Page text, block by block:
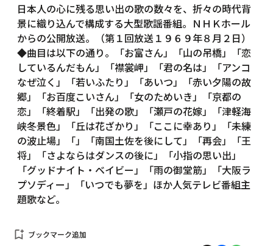
日本人の心に残る思い出の歌の数々を、折々の時代背
景に織り込んで構成する大型歌謡番組。ＮＨＫホール
からの公開放送。（第１回放送１９６９年８月２日）
◆曲目は以下の通り。「お富さん」「山の吊橋」「恋
しているんだもん」「襟裳岬」「君の名は」「アンコ
なぜ泣く」「若いふたり」「あいつ」「赤い夕陽の故
郷」「お百度こいさん」「女のためいき」「京都の
恋」「終着駅」「出発の歌」「瀬戸の花嫁」「津軽海
峡冬景色」「丘は花ざかり」「ここに幸あり」「未練
の波止場」「」「南国土佐を後にして」「再会」「王
将」「さよならはダンスの後に」「小指の思い出」
「グッドナイト・ベイビー」「雨の御堂筋」「大阪ラ
プソディー」「いつでも夢を」ほか人気テレビ番組主
題歌など。
bookmark_add ブックマーク追加